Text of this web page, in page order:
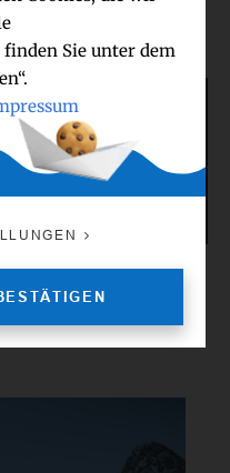
Sie unter dem